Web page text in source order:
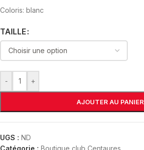
Coloris: blanc
TAILLE
- +
AJOUTER AU PANIER
UGS : ND
Catégorie : Boutique club Centaures